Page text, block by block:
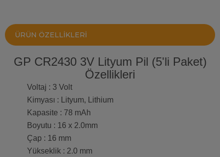
ÜRÜN ÖZELLIKLERI
GP CR2430 3V Lityum Pil (5'li Paket)
Özellikleri
Voltaj : 3 Volt
Kimyası : Lityum, Lithium
Kapasite : 78 mAh
Boyutu : 16 x 2.0mm
Çap : 16 mm
Yükseklik : 2.0 mm